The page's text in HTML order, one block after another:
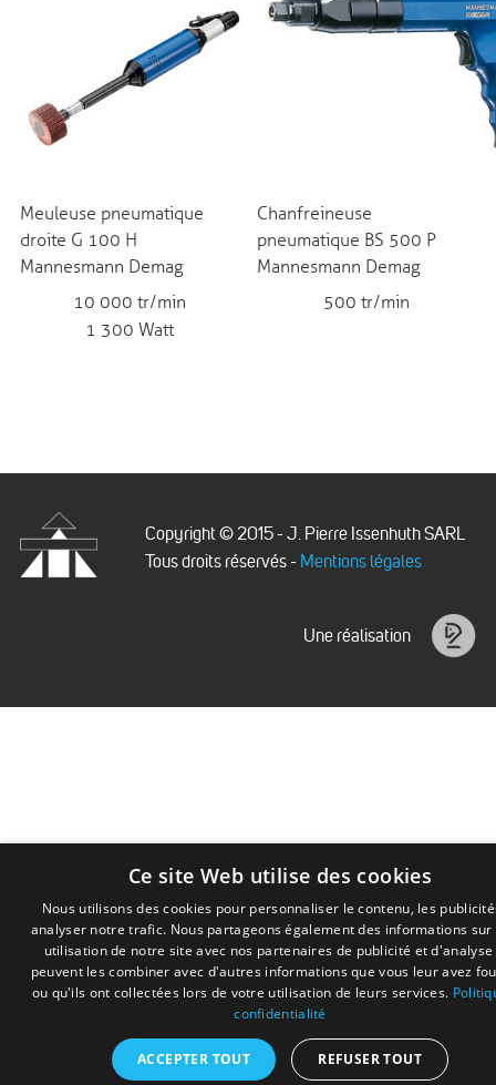
Meuleuse pneumatique
droite G 100 H
Mannesmann Demag
10 000 tr/min
1 300 Watt
Chanfreineuse
pneumatique BS 500 P
Mannesmann Demag
500 tr/min
Copyright © 2015 - J. Pierre Issenhuth SARL
Tous droits réservés - Mentions légales
Une réalisation
Ce site Web utilise des cookies
Nous utilisons des cookies pour personnaliser le contenu, les
analyser notre trafic. Nous partageons également des informations
utilisation de notre site avec nos partenaires de publicité et d'analyse
peuvent les combiner avec d'autres informations que vous leur avez
ou qu'ils ont collectées lors de votre utilisation de leurs services.
confidentialité
ACCEPTER TOUT REFUSER TOUT
Ce site utilise des cookies permettant l’analyse et
de votre navigation. Aucune donnée personnelle n’est
En savoir plus ou s’opposer
Accepter